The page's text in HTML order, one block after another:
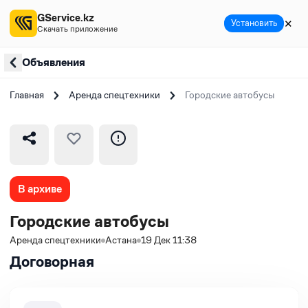
Объявления
Главная Аренда спецтехники Городские автобусы
В архиве
Городские автобусы
Аренда спецтехники Астана 19 Дек 11:38
Договорная
GService.kz
Скачать приложение Установить ✕